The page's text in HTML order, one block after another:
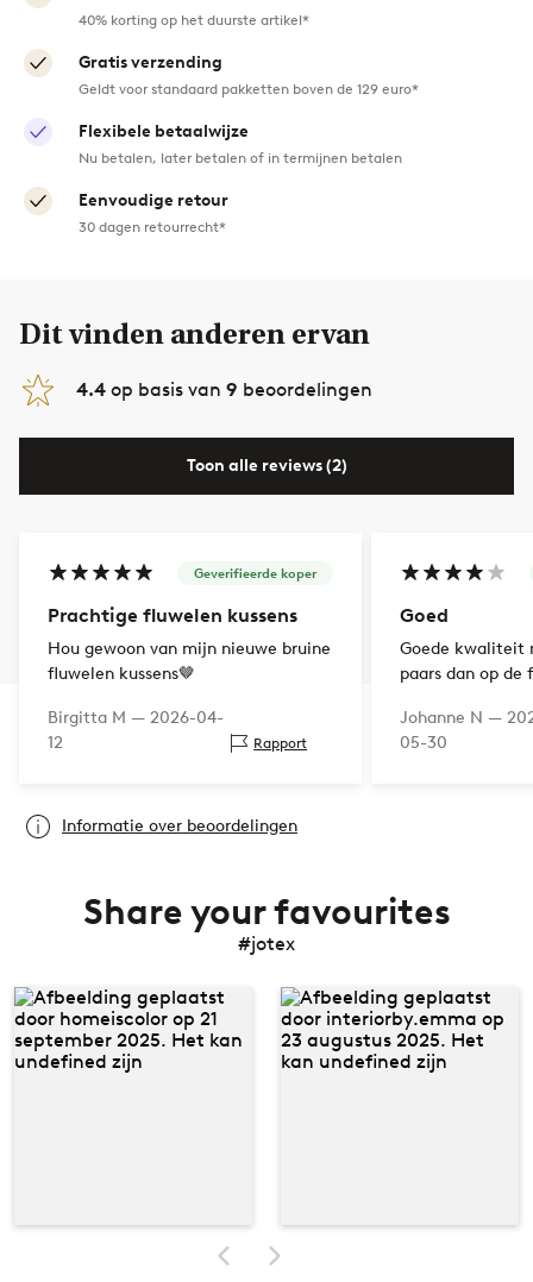
40% korting op het duurste artikel*
Gratis verzending
Geldt voor standaard pakketten boven de 129 euro*
Flexibele betaalwijze
Nu betalen, later betalen of in termijnen betalen
Eenvoudige retour
30 dagen retourrecht*
Dit vinden anderen ervan
4.4 op basis van 9 beoordelingen
Toon alle reviews (2)
Geverifieerde koper
Prachtige fluwelen kussens
Hou gewoon van mijn nieuwe bruine
fluwelen kussens🤎
Birgitta M — 2026-04-
12
Rapport
Goed
Goede kwaliteit
paars dan op de
Johanne N —
05-30
Informatie over beoordelingen
Share your favourites
#jotex